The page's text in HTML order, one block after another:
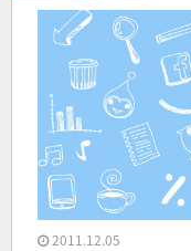
2011.12.05